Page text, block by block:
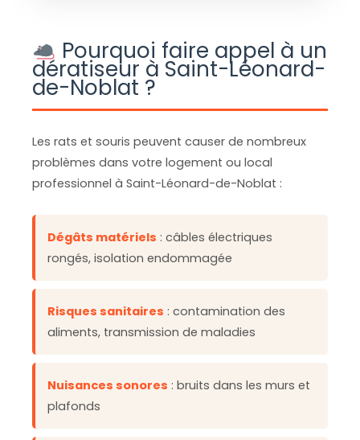
Pourquoi faire appel à un
dératiseur à Saint-Léonard-
de-Noblat ?
Les rats et souris peuvent causer de nombreux
problèmes dans votre logement ou local
professionnel à Saint-Léonard-de-Noblat :
Dégâts matériels : câbles électriques
rongés, isolation endommagée
Risques sanitaires : contamination des
aliments, transmission de maladies
Nuisances sonores : bruits dans les murs et
plafonds